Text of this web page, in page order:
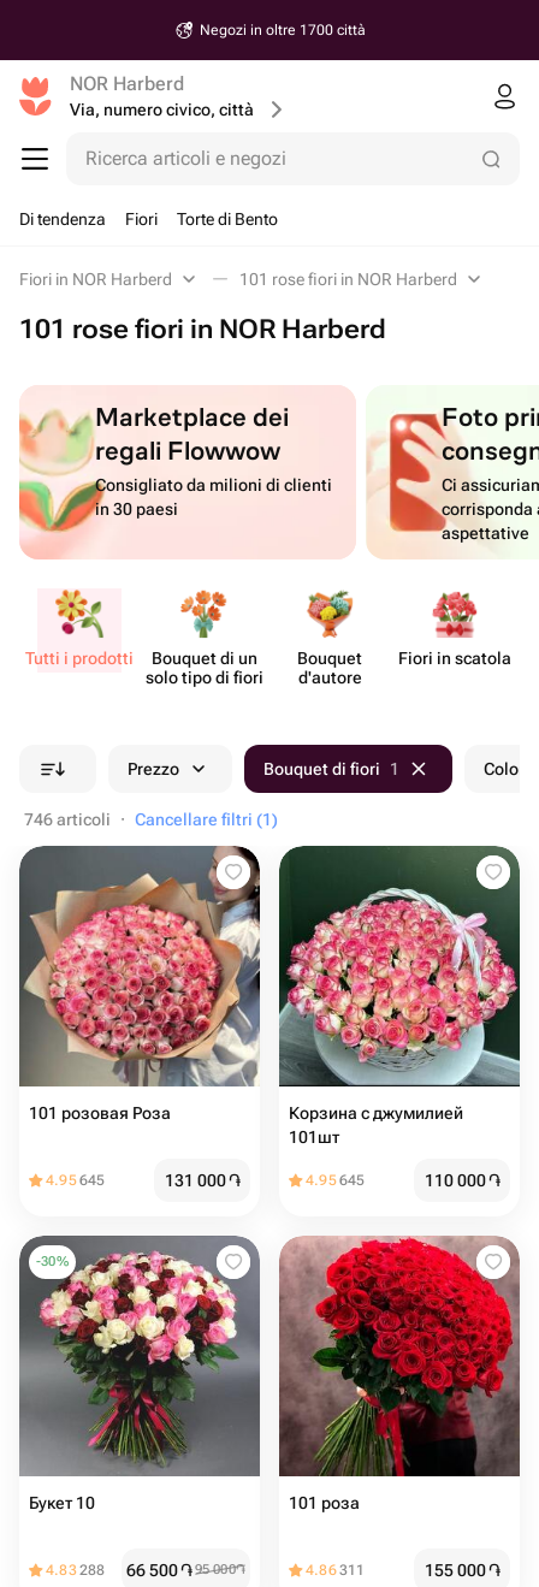
Negozi in oltre 1700 città
NOR Harberd
Via, numero civico, città
Ricerca articoli e negozi
Di tendenza Fiori Torte di Bento
Fiori in NOR Harberd 101 rose fiori in NOR Harberd
101 rose fiori in NOR Harberd
Marketplace dei
regali Flowwow
Consigliato da milioni di clienti
in 30 paesi
Foto
Ci
corrisponda
aspettative
Tutti i prodotti
Bouquet di un
solo tipo di fiori
Bouquet
d'autore
Fiori in scatola
Prezzo Bouquet di fiori 1 Colore
746 articoli · Cancellare filtri (1)
101 розовая Роза
4.95645 131 000֏
Корзина с джумилией
101шт
4.95645 110 000֏
-30%
Букет 10
4.83288 66 500֏95 000֏
101 роза
4.86311 155 000֏